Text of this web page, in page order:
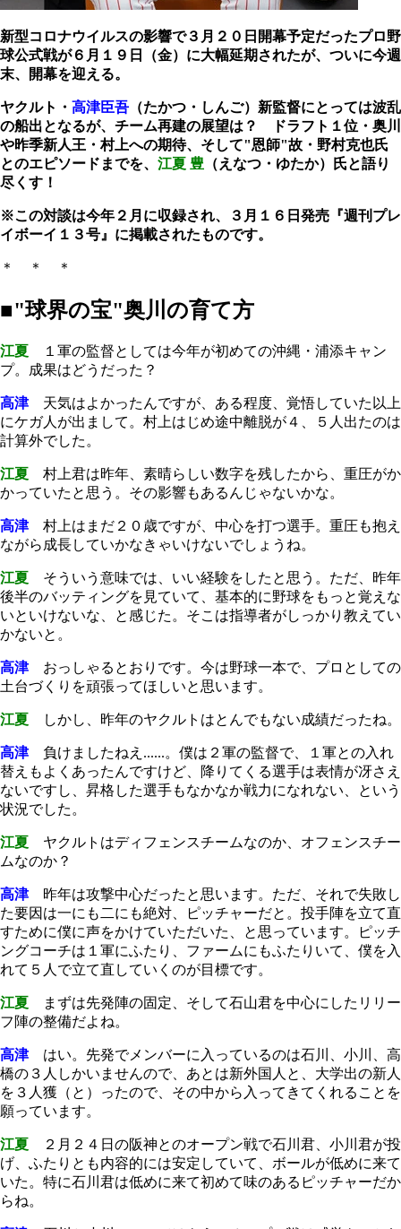
新型コロナウイルスの影響で３月２０日開幕予定だったプロ野
球公式戦が６月１９日（金）に大幅延期されたが、ついに今週
末、開幕を迎える。
ヤクルト・ 高津臣吾 （たかつ・しんご） 新監督にとっては波乱
の船出となるが、チーム再建の展望は？
ドラフト１位・奥川
や昨季新人王・村上への期待、そして"恩師"故・野村克也氏
とのエピソードまでを、 江夏 豊 （えなつ・ゆたか）氏と語り
尽くす！
※この対談は今年２月に収録され、３月１６日発売『週刊プレ
イボーイ１３号』に掲載されたものです。
＊ ＊ ＊
■"球界の宝"奥川の育て方
江夏 １軍の監督としては今年が初めての沖縄・浦添キャン
プ。成果はどうだった？
高津天気はよかったんですが、ある程度、覚悟していた以上
にケガ人が出まして。村上はじめ途中離脱が４、５人出たのは
計算外でした。
江夏 村上君は昨年、素晴らしい数字を残したから、重圧がか
かっていたと思う。その影響もあるんじゃないかな。
高津村上はまだ２０歳ですが、中心を打つ選手。重圧も抱え
ながら成長していかなきゃいけないでしょうね。
江夏 そういう意味では、いい経験をしたと思う。ただ、昨年
後半のバッティングを見ていて、基本的に野球をもっと覚えな
いといけないな、と感じた。そこは指導者がしっかり教えてい
かないと。
高津おっしゃるとおりです。今は野球一本で、プロとしての
土台づくりを頑張ってほしいと思います。
江夏 しかし、昨年のヤクルトはとんでもない成績だったね。
高津負けましたねえ......。僕は２軍の監督で、１軍との入れ
替えもよくあったんですけど、降りてくる選手は表情が冴さえ
ないですし、昇格した選手もなかなか戦力になれない、という
状況でした。
江夏 ヤクルトはディフェンスチームなのか、オフェンスチー
ムなのか？
高津昨年は攻撃中心だったと思います。ただ、それで失敗し
た要因は一にも二にも絶対、ピッチャーだと。投手陣を立て直
すために僕に声をかけていただいた、と思っています。ピッチ
ングコーチは１軍にふたり、ファームにもふたりいて、僕を入
れて５人で立て直していくのが目標です。
江夏 まずは先発陣の固定、そして石山君を中心にしたリリー
フ陣の整備だよね。
高津はい。先発でメンバーに入っているのは石川、小川、高
橋の３人しかいませんので、あとは新外国人と、大学出の新人
を３人獲（と）ったので、その中から入ってきてくれることを
願っています。
江夏 ２月２４日の阪神とのオープン戦で石川君、小川君が投
げ、ふたりとも内容的には安定していて、ボールが低めに来て
いた。特に石川君は低めに来て初めて味のあるピッチャーだか
らね。